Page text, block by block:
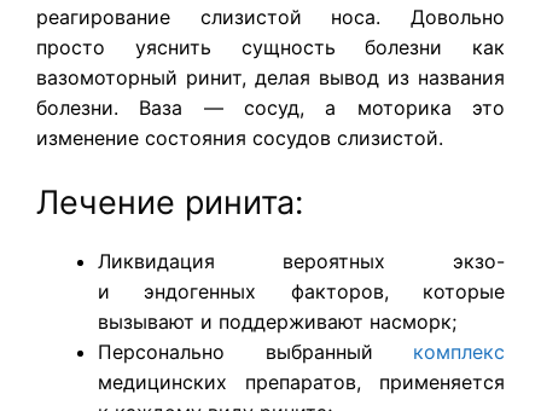
реагирование слизистой носа. Довольно
просто уяснить сущность болезни как
вазомоторный ринит, делая вывод из названия
болезни. Ваза — сосуд, а моторика это
изменение состояния сосудов слизистой.
Лечение ринита:
Ликвидация вероятных экзо-
и эндогенных факторов, которые
вызывают и поддерживают насморк;
Персонально выбранный комплекс
медицинских препаратов, применяется